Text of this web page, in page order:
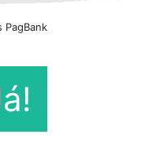
PagBank